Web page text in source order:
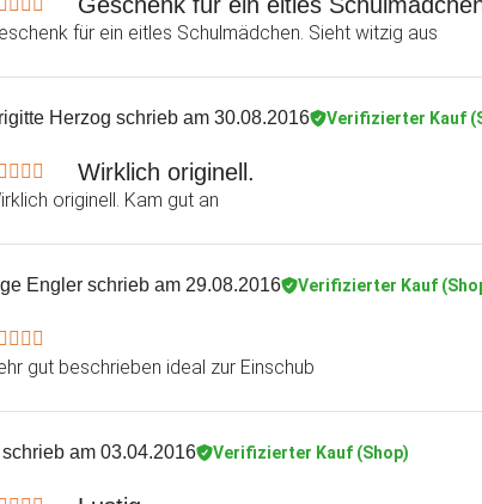
für ein eitles Schulmädchen. Sieht witzig aus
Herzog schrieb am 30.08.2016 Verifizierter Kauf
Wirklich originell.
originell. Kam gut an
Engler schrieb am 29.08.2016 Verifizierter Kauf
gut beschrieben ideal zur Einschub
schrieb am 03.04.2016 Verifizierter Kauf (Shop)